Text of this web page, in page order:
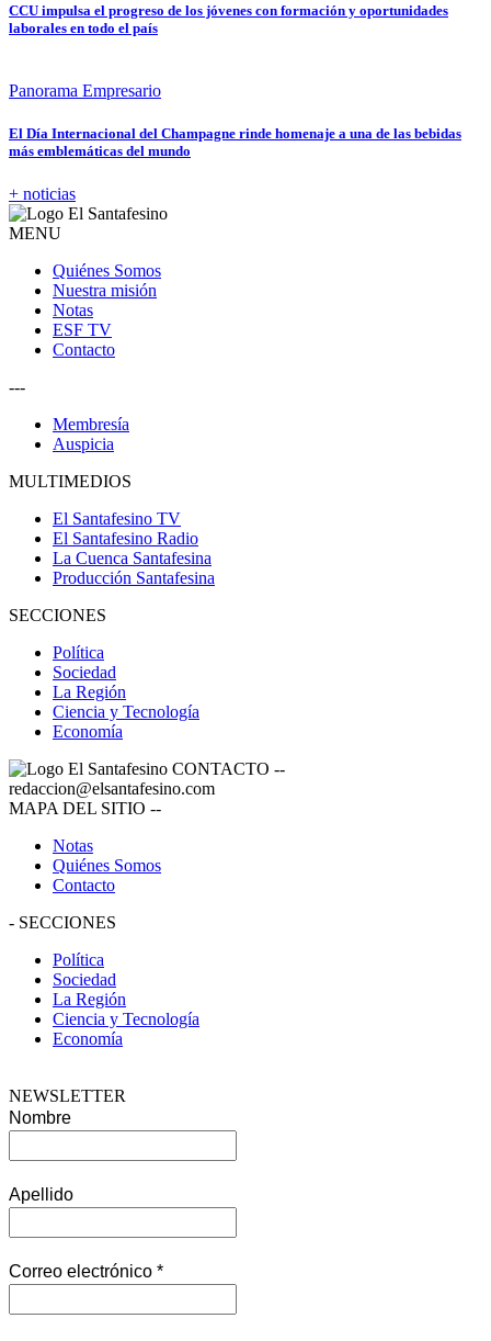
CCU impulsa el progreso de los jóvenes con formación y oportunidades
laborales en todo el país
Panorama Empresario
El Día Internacional del Champagne rinde homenaje a una de las bebidas
más emblemáticas del mundo
+ noticias
MENU
Quiénes Somos
Nuestra misión
Notas
ESF TV
Contacto
---
Membresía
Auspicia
MULTIMEDIOS
El Santafesino TV
El Santafesino Radio
La Cuenca Santafesina
Producción Santafesina
SECCIONES
Política
Sociedad
La Región
Ciencia y Tecnología
Economía
CONTACTO --
redaccion@elsantafesino.com
MAPA DEL SITIO --
Notas
Quiénes Somos
Contacto
- SECCIONES
Política
Sociedad
La Región
Ciencia y Tecnología
Economía
NEWSLETTER
Nombre
Apellido
Correo electrónico *